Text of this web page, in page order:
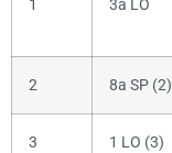
1 3a LO
2 8a SP (2)
3 1 LO (3)